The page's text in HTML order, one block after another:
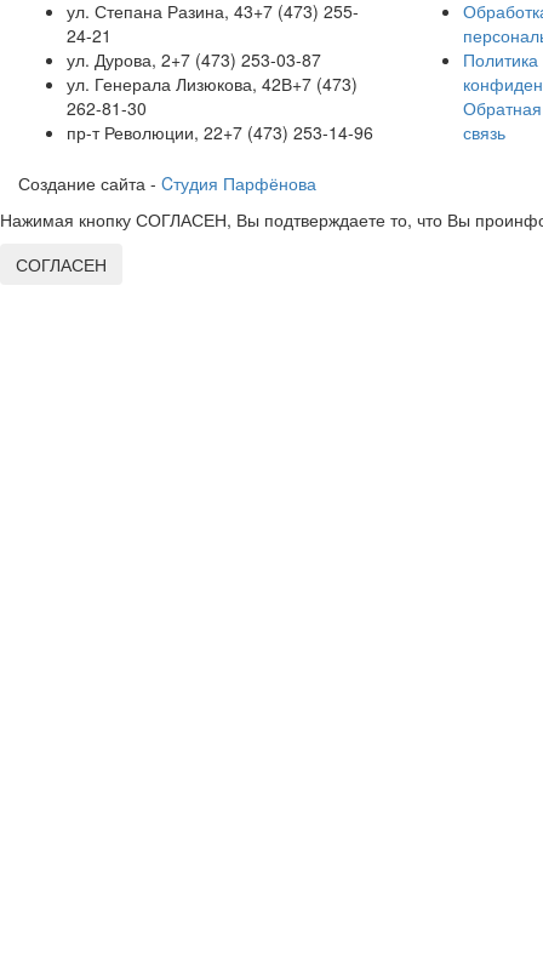
ул. Степана Разина, 43+7 (473) 255-
24-21
ул. Дурова, 2+7 (473) 253-03-87
ул. Генерала Лизюкова, 42В+7 (473)
262-81-30
пр-т Революции, 22+7 (473) 253-14-96
Политика
Обратная
связь
Создание сайта - Cтудия Парфёнова
Нажимая кнопку СОГЛАСЕН, Вы подтверждаете то, что Вы
СОГЛАСЕН